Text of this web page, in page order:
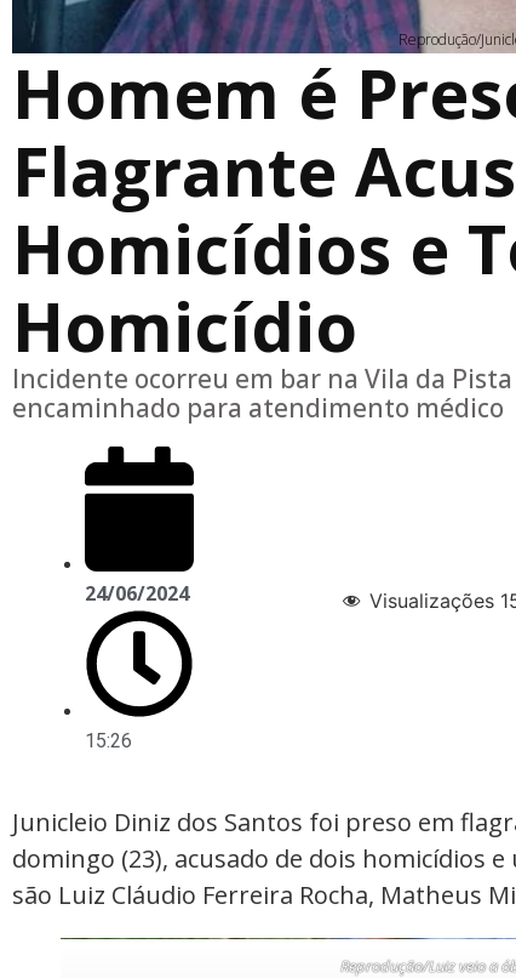
Reprodução/
Homem é
Flagrante
Homicídios e
Homicídio
Incidente ocorreu em bar na Vila da
encaminhado para atendimento médico
24/06/2024
15:26
Visualizações
Junicleio Diniz dos Santos foi preso em
domingo (23), acusado de dois homicídios
são Luiz Cláudio Ferreira Rocha, Matheus
Reprodução/Luiz veio a